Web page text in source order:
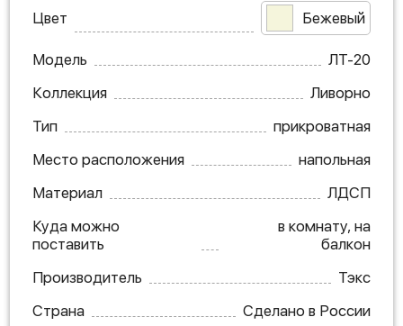
Цвет Бежевый
Модель
ЛТ-20
Коллекция
Ливорно
Тип
прикроватная
Место расположения
напольная
Материал
ЛДСП
Куда можно
поставить
в комнату, на
балкон
Производитель
Тэкс
Страна
Сделано в России